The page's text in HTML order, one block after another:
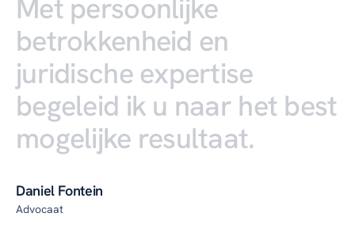
Met persoonlijke
betrokkenheid en
juridische expertise
begeleid ik u naar het best
mogelijke resultaat.
Daniel Fontein
Advocaat